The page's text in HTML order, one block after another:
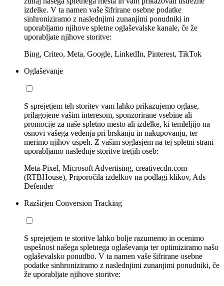
izdelke. V ta namen vaše šifrirane osebne podatke
sinhroniziramo z naslednjimi zunanjimi ponudniki in
uporabljamo njihove spletne oglaševalske kanale, če že
uporabljate njihove storitve:
Bing, Criteo, Meta, Google, LinkedIn, Pinterest, TikTok
Oglaševanje
S sprejetjem teh storitev vam lahko prikazujemo oglase,
prilagojene vašim interesom, sponzorirane vsebine ali
promocije za naše spletno mesto ali izdelke, ki temleljijo na
osnovi vašega vedenja pri brskanju in nakupovanju, ter
merimo njihov uspeh. Z vašim soglasjem na tej spletni strani
uporabljamo naslednje storitve tretjih oseb:
Meta-Pixel, Microsoft Advertising, creativecdn.com
(RTBHouse), Priporočila izdelkov na podlagi klikov, Ads
Defender
Razširjen Conversion Tracking
S sprejetjem te storitve lahko bolje razumemo in ocenimo
uspešnost našega spletnega oglaševanja ter optimiziramo našo
oglaševalsko ponudbo. V ta namen vaše šifrirane osebne
podatke sinhroniziramo z naslednjimi zunanjimi ponudniki, če
že uporabljate njihove storitve: